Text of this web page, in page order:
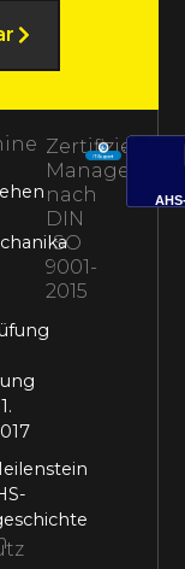
Zertifiziertes
nach
DIN
ISO
9001-
2015